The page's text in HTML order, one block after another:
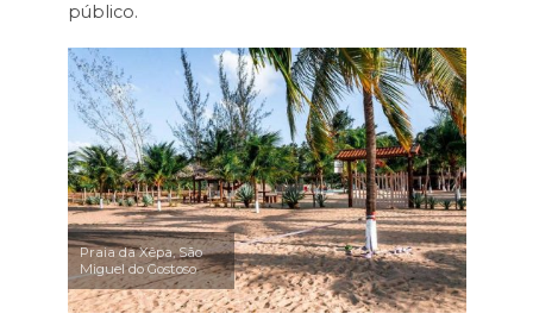
público.
Praia da Xêpa, São
Miguel do Gostoso